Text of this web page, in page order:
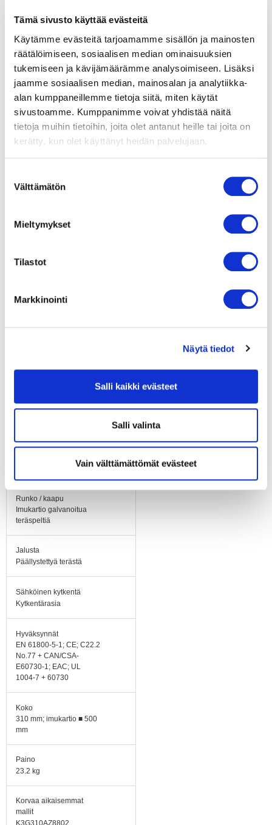
Tämä sivusto käyttää evästeitä
Käytämme evästeitä tarjoamamme sisällön ja mainosten
räätälöimiseen, sosiaalisen median ominaisuuksien
tukemiseen ja kävijämäärämme analysoimiseen. Lisäksi
jaamme sosiaalisen median, mainosalan ja analytiikka-
alan kumppaneillemme tietoja siitä, miten käytät
sivustoamme. Kumppanimme voivat yhdistää näitä
tietoja muihin tietoihin, joita olet antanut heille tai joita on
kerätty, kun olet käyttänyt heidän palvelujaan.
valinta
Välttämätön
Mieltymykset
Tilastot
Markkinointi
Näytä tiedot
Salli kaikki evästeet
Salli valinta
Vain välttämättömät evästeet
Myötäpäivään roottoriin
Moottorin tyyppi
M3G112-GA
Moottorin malli
Elektronisesti kommutoitu
EC-ulkoroottorimoottori
integroidulla
ohjaustekniikalla
Elektroniikan/moottorin
pehmeäkäynnistys,
Elektroniikkakotelo
Siipipyörä
kaartuvat siivet 5 kpl
Runko / kaapu
Imukartio galvanoitua
teräspeltiä
Jalusta
Päällystettyä terästä
Sähköinen kytkentä
Kytkentärasia
Hyväksynnät
EN 61800-5-1; CE; C22.2
No.77 + CAN/CSA-
E60730-1; EAC; UL
1004-7 + 60730
Koko
310 mm; imukartio ■ 500
mm
Paino
23.2 kg
Korvaa aikaisemmat
mallit
K3G310AZ8802